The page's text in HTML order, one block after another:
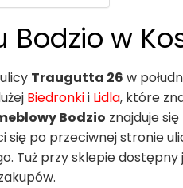
w
Traugutta 26 w
Biedronkii Lidla, które
Bodzio znajduje
się po przeciwnej stronie
Tuż przy sklepie dostępny